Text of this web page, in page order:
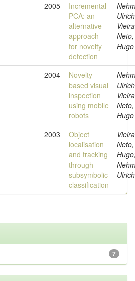
2005
Incremental
PCA: an
alternative
approach
for novelty
detection
Vieira
Neto,
Hugo
2004
Novelty-
based visual
inspection
using mobile
robots
Vieira
Neto,
Hugo
2003
Object
localisation
and tracking
through
subsymbolic
classification
Vieira
Neto,
Ulrich
7